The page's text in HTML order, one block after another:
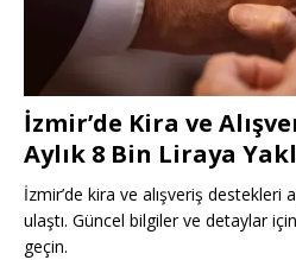
İzmir’de Kira ve
Aylık 8 Bin Liraya
İzmir’de kira ve alışveriş destekleri
ulaştı. Güncel bilgiler ve detaylar
geçin.